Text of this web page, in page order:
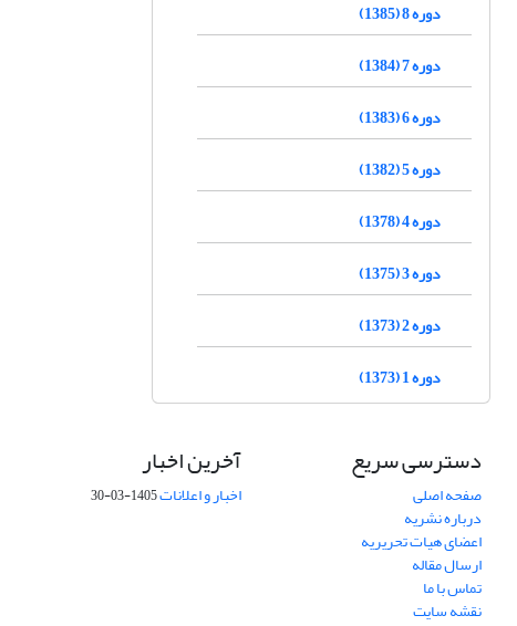
دوره 8 (1385)
دوره 7 (1384)
دوره 6 (1383)
دوره 5 (1382)
دوره 4 (1378)
دوره 3 (1375)
دوره 2 (1373)
دوره 1 (1373)
دسترسی سریع
صفحه اصلی
درباره نشریه
اعضای هیات تحریریه
ارسال مقاله
تماس با ما
نقشه سایت
آخرین اخبار
اخبار و اعلانات1405-03-30